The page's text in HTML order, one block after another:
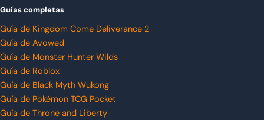
Guías completas
Guía de Kingdom Come Deliverance 2
Guía de Avowed
Guía de Monster Hunter Wilds
Guía de Roblox
Guía de Black Myth Wukong
Guía de Pokémon TCG Pocket
Guía de Throne and Liberty